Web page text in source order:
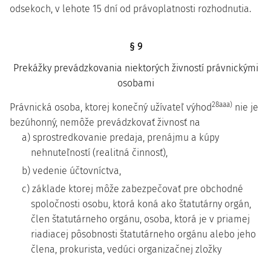
odsekoch, v lehote 15 dní od právoplatnosti rozhodnutia.
§ 9
Prekážky prevádzkovania niektorých živností právnickými
osobami
Právnická osoba, ktorej konečný užívateľ výhod28aaa) nie je
bezúhonný, nemôže prevádzkovať živnosť na
a) sprostredkovanie predaja, prenájmu a kúpy
nehnuteľností (realitná činnosť),
b) vedenie účtovníctva,
c) základe ktorej môže zabezpečovať pre obchodné
spoločnosti osobu, ktorá koná ako štatutárny orgán,
člen štatutárneho orgánu, osoba, ktorá je v priamej
riadiacej pôsobnosti štatutárneho orgánu alebo jeho
člena, prokurista, vedúci organizačnej zložky